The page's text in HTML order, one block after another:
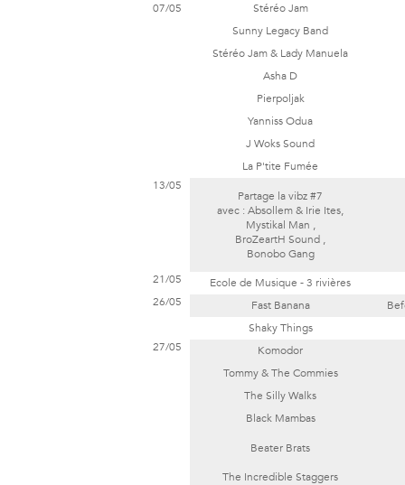
07/05
Stéréo Jam
Sunny Legacy Band
Stéréo Jam & Lady Manuela
Asha D
Pierpoljak
Yanniss Odua
J Woks Sound
La P'tite Fumée
13/05
Partage la vibz #7
avec : Absollem & Irie Ites,
Mystikal Man ,
BroZeartH Sound ,
Bonobo Gang
21/05
Ecole de Musique - 3 rivières
26/05
Fast Banana
Shaky Things
27/05
Komodor
Tommy & The Commies
The Silly Walks
Black Mambas
Beater Brats
The Incredible Staggers